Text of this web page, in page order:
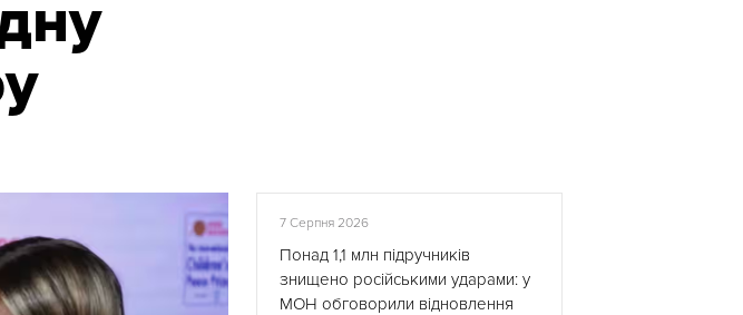
7 Серпня 2026
Понад 1,1 млн підручників
знищено російськими ударами: у
МОН обговорили відновлення